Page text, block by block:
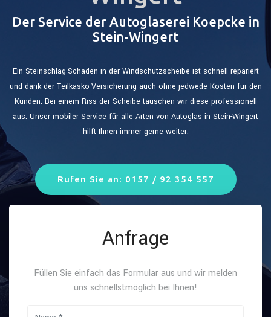
Der Service der Autoglaserei Koepcke in
Stein-Wingert
Ein Steinschlag-Schaden in der Windschutzscheibe ist schnell repariert
und dank der Teilkasko-Versicherung auch ohne jedwede Kosten für den
Kunden. Bei einem Riss der Scheibe tauschen wir diese professionell
aus. Unser mobiler Service für alle Arten von Autoglas in Stein-Wingert
hilft Ihnen immer gerne weiter.
Rufen Sie an: 0157 / 92 354 557
Anfrage
Füllen Sie einfach das Formular aus und wir melden
uns schnellstmöglich bei Ihnen!